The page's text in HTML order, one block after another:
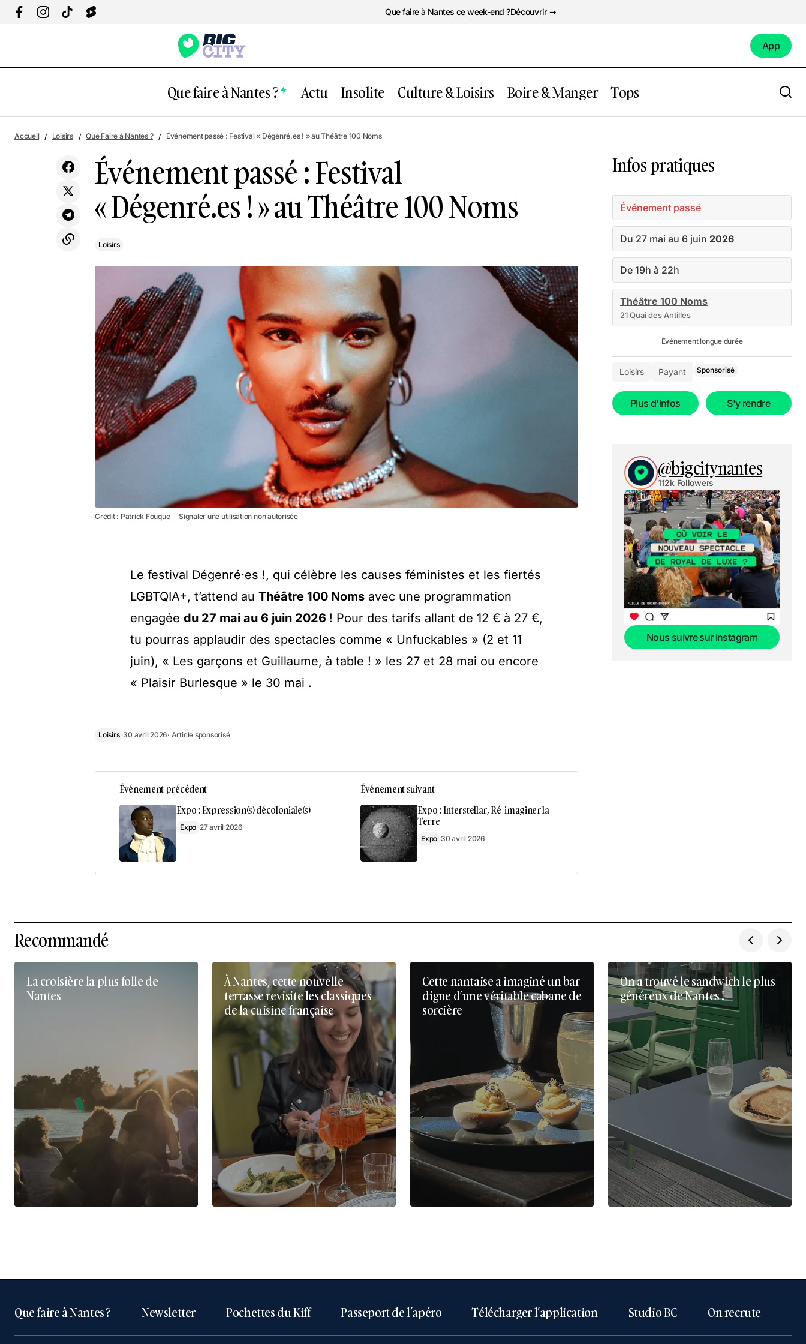
Que faire à Nantes ce week-end ?Découvrir ➞
App
Que faire à Nantes ? Actu Insolite Culture & Loisirs Boire & Manger Tops
Expo : Interstellar, Ré-imaginer la Terre Loisirs Événement passé : Festival « Dégenré.es ! » au Théâtre 100
Accueil Loisirs Que Faire à Nantes ? Événement passé : Festival « Dégenré.es ! » au Théâtre 100 Noms
Événement passé : Festival
« Dégenré.es ! » au Théâtre 100 Noms
Loisirs
Crédit : Patrick Fouque － Signaler une utilisation non autorisée
Le festival Dégenré·es !, qui célèbre les causes féministes et les fiertés
LGBTQIA+, t’attend au Théâtre 100 Noms avec une programmation
engagée du 27 mai au 6 juin 2026 ! Pour des tarifs allant de 12 € à 27 €,
tu pourras applaudir des spectacles comme « Unfuckables » (2 et 11
juin), « Les garçons et Guillaume, à table ! » les 27 et 28 mai ou encore
« Plaisir Burlesque » le 30 mai .
Loisirs 30 avril 2026· Article sponsorisé
Événement précédent
Expo : Expression(s) décoloniale(s)
Expo 27 avril 2026
Événement suivant
Expo : Interstellar, Ré-imaginer la
Terre
Expo 30 avril 2026
Infos pratiques
Événement passé
Du 27 mai au 6 juin 2026
De 19h à 22h
Théâtre 100 Noms
21 Quai des Antilles
Événement longue durée
Loisirs Payant Sponsorisé
Plus d'infos S'y rendre
@bigcitynantes
112k Followers
Nous suivre sur Instagram
Recommandé
La croisière la plus folle de
Nantes
À Nantes, cette nouvelle
terrasse revisite les classiques
de la cuisine française
Cette nantaise a imaginé un bar
digne d’une véritable cabane de
sorcière
On a trouvé le sandwich le plus
généreux de Nantes !
Que faire à Nantes ? Newsletter Pochettes du Kiff Passeport de l’apéro Télécharger l’application Studio BC On recrute